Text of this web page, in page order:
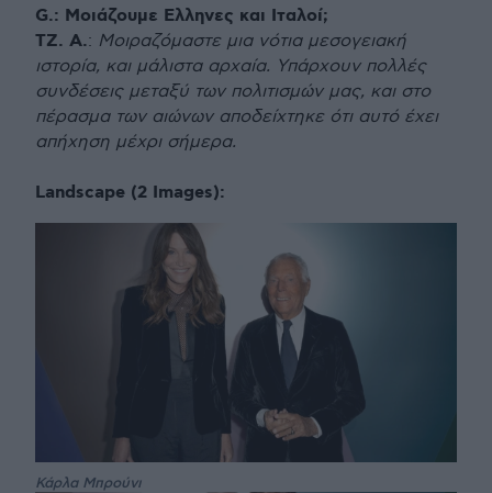
G.: Μοιάζουμε Ελληνες και Ιταλοί;
ΤΖ. Α.: Μοιραζόμαστε μια νότια μεσογειακή
ιστορία, και μάλιστα αρχαία. Υπάρχουν πολλές
συνδέσεις μεταξύ των πολιτισμών μας, και στο
πέρασμα των αιώνων αποδείχτηκε ότι αυτό έχει
απήχηση μέχρι σήμερα.
Landscape (2 Images):
Κάρλα Μπρούνι